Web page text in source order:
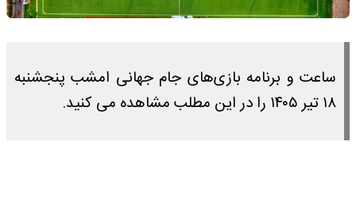
ساعت و برنامه بازی‌های جام جهانی امشب پنجشنبه
۱۸ تیر ۱۴۰۵ را در این مطلب مشاهده می کنید.